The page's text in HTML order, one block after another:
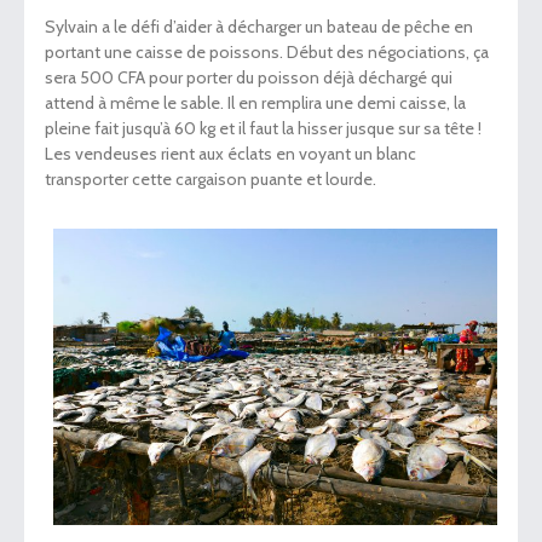
Sylvain a le défi d’aider à décharger un bateau de pêche en
portant une caisse de poissons. Début des négociations, ça
sera 500 CFA pour porter du poisson déjà déchargé qui
attend à même le sable. Il en remplira une demi caisse, la
pleine fait jusqu’à 60 kg et il faut la hisser jusque sur sa tête !
Les vendeuses rient aux éclats en voyant un blanc
transporter cette cargaison puante et lourde.